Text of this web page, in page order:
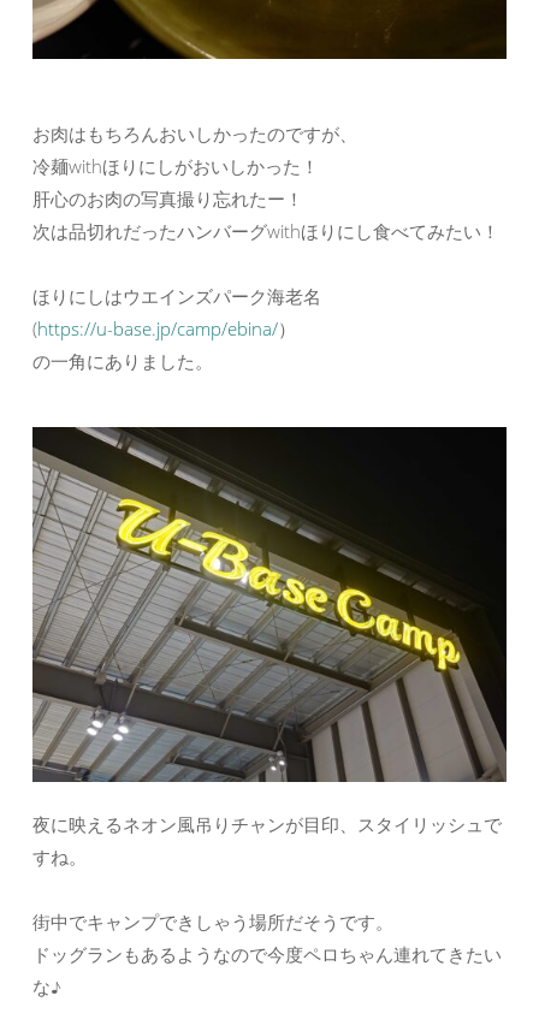
お肉はもちろんおいしかったのですが、
冷麺withほりにしがおいしかった！
肝心のお肉の写真撮り忘れたー！
次は品切れだったハンバーグwithほりにし食べてみたい！
ほりにしはウエインズパーク海老名
(https://u-base.jp/camp/ebina/）
の一角にありました。
夜に映えるネオン風吊りチャンが目印、スタイリッシュで
すね。
街中でキャンプできしゃう場所だそうです。
ドッグランもあるようなので今度ペロちゃん連れてきたい
な♪